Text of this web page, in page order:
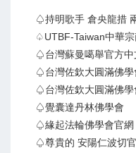
♤持明歌手 倉央龍措
♤UTBF-Taiwan中華
♤台灣蘇曼噶舉官方中
♤台灣佐欽大圓滿佛
♤台灣佐欽大圓滿佛學
♤覺囊達丹林佛學會
♤緣起法輪佛學會官網
♤尊貴的 安陽仁波切